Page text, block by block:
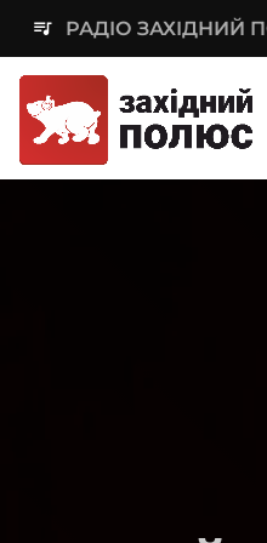
queue_music РАДІО ЗАХІДНИЙ